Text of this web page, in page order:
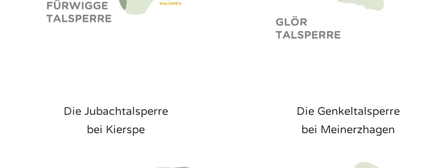
Die Jubachtalsperre
bei Kierspe
Die Genkeltalsperre
bei Meinerzhagen